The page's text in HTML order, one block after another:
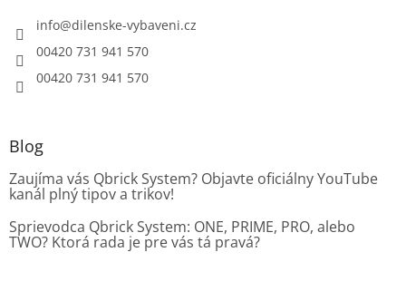
info@dilenske-vybaveni.cz
00420 731 941 570
00420 731 941 570
Blog
Zaujíma vás Qbrick System? Objavte oficiálny YouTube
kanál plný tipov a trikov!
Sprievodca Qbrick System: ONE, PRIME, PRO, alebo
TWO? Ktorá rada je pre vás tá pravá?